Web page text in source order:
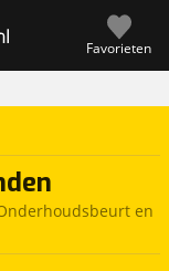
Favorieten
en